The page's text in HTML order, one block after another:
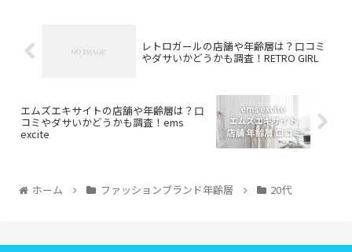
レトロガールの店舗や年齢層は？口コミ
やダサいかどうかも調査！RETRO GIRL
エムズエキサイトの店舗や年齢層は？口
コミやダサいかどうかも調査！ems
excite
ホーム ファッションブランド年齢層 20代